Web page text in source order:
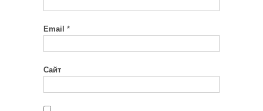
Email *
Сайт